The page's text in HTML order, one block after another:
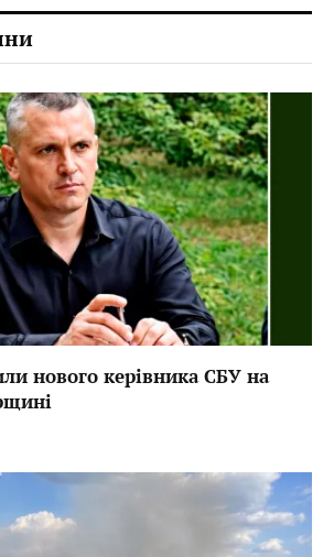
нового керівника СБУ на